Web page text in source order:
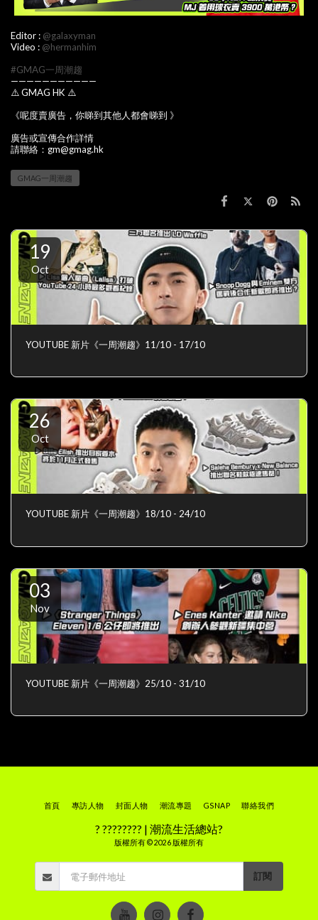
Editor : @galaxyman
Video : @hermanhim
#GMAG一周潮趨
———————————
⚠️ GMAG HK ⚠️
《呢度賣廣告，你睇到其他人都會睇到 》
廣告或宣傳合作詳情
請聯絡：gm@gmag.hk
GMAG一周潮趨
19
Oct
YOUTUBE 新片《一周潮趨》11/10 - 17/10
26
Oct
YOUTUBE 新片《一周潮趨》18/10 - 24/10
03
Nov
YOUTUBE 新片《一周潮趨》25/10 - 31/10
? ???????? | 潮流生活總站?
版權所有 © 2026 版權所有
首頁 專訪人物 封面人物 潮流專題 GSNAP 聯絡我們
訂閱